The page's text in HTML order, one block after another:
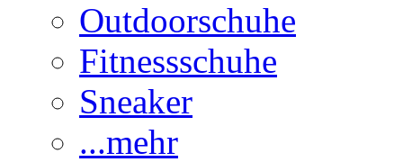
Outdoorschuhe
Fitnessschuhe
Sneaker
...mehr